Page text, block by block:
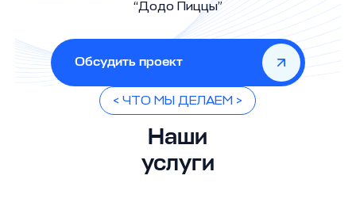
“Додо Пиццы”
Обсудить проект
< ЧТО МЫ ДЕЛАЕМ >
Наши
услуги